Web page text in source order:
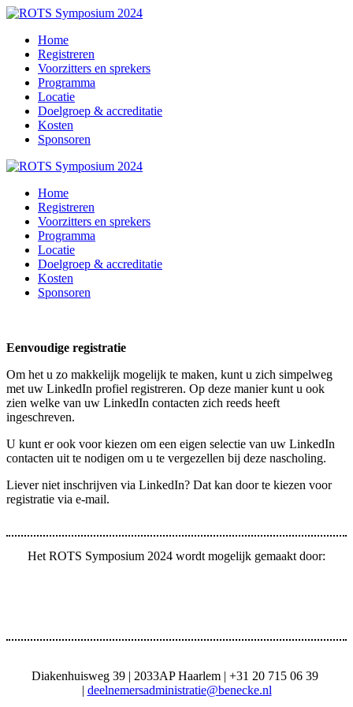
Home
Registreren
Voorzitters en sprekers
Programma
Locatie
Doelgroep & accreditatie
Kosten
Sponsoren
Home
Registreren
Voorzitters en sprekers
Programma
Locatie
Doelgroep & accreditatie
Kosten
Sponsoren
Eenvoudige registratie
Om het u zo makkelijk mogelijk te maken, kunt u zich simpelweg
met uw LinkedIn profiel registreren. Op deze manier kunt u ook
zien welke van uw LinkedIn contacten zich reeds heeft
ingeschreven.
U kunt er ook voor kiezen om een eigen selectie van uw LinkedIn
contacten uit te nodigen om u te vergezellen bij deze nascholing.
Liever niet inschrijven via LinkedIn? Dat kan door te kiezen voor
registratie via e-mail.
Het ROTS Symposium 2024 wordt mogelijk gemaakt door:
Diakenhuisweg 39 | 2033AP Haarlem | +31 20 715 06 39
| deelnemersadministratie@benecke.nl